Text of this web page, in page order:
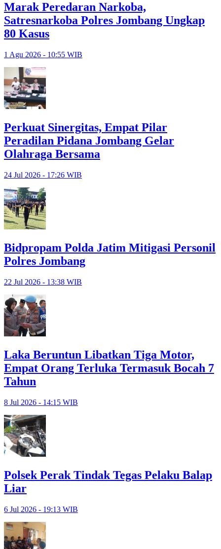
Marak Peredaran Narkoba,
Satresnarkoba Polres Jombang Ungkap
80 Kasus
1 Agu 2026 - 10:55 WIB
Perkuat Sinergitas, Empat Pilar
Peradilan Pidana Jombang Gelar
Olahraga Bersama
24 Jul 2026 - 17:26 WIB
Bidpropam Polda Jatim Mitigasi Personil
Polres Jombang
22 Jul 2026 - 13:38 WIB
Laka Beruntun Libatkan Tiga Motor,
Empat Orang Terluka Termasuk Bocah 7
Tahun
8 Jul 2026 - 14:15 WIB
Polsek Perak Tindak Tegas Pelaku Balap
Liar
6 Jul 2026 - 19:13 WIB